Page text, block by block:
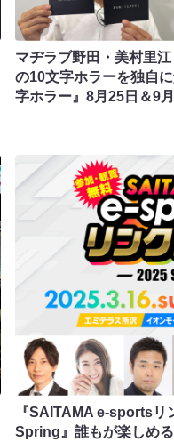
マヂラブ野田・美村里
の10文字ホラーを独自
字ホラー』8月25日＆9
『SAITAMA e-sportsリ
Spring』誰もが楽しめ